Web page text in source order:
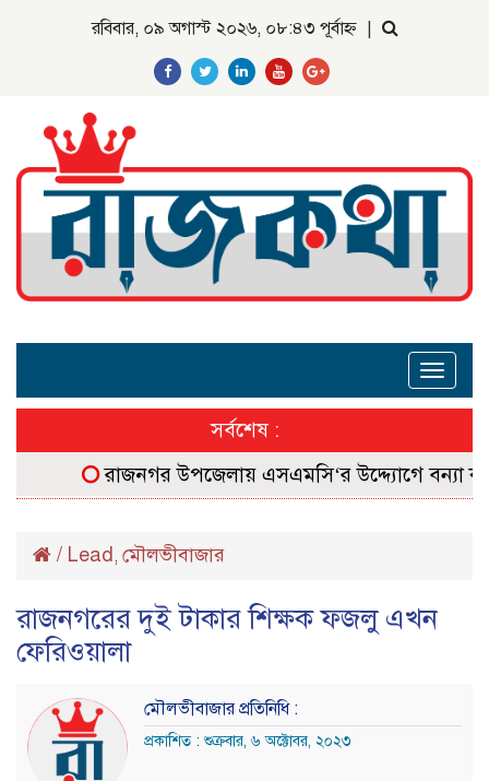
রবিবার, ০৯ অগাস্ট ২০২৬, ০৮:৪৩ পূর্বাহ্ন
Toggle
সর্বশেষ :
রাজনগর উপজেলায় এসএমসি‘র উদ্দ্যোগে বন্যা কবলিত
/ Lead, মৌলভীবাজার
রাজনগরের দুই টাকার শিক্ষক ফজলু এখন
ফেরিওয়ালা
মৌলভীবাজার প্রতিনিধি :
প্রকাশিত : শুক্রবার, ৬ অক্টোবর, ২০২৩